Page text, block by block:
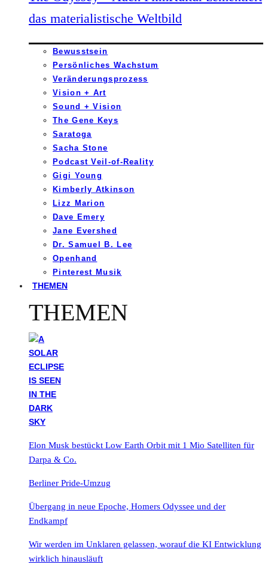
das materialistische Weltbild
Bewusstsein
Persönliches Wachstum
Veränderungsprozess
Vision + Art
Sound + Vision
The Gene Keys
Saratoga
Sacha Stone
Podcast Veil-of-Reality
Gigi Young
Kimberly Atkinson
Lizz Marion
Dave Emery
Jane Evershed
Dr. Samuel B. Lee
Openhand
Pinterest Musik
THEMEN
THEMEN
Elon Musk bestückt Low Earth Orbit mit 1 Mio Satelliten für
Darpa & Co.
Berliner Pride-Umzug
Übergang in neue Epoche, Homers Odyssee und der
Endkampf
Wir werden im Unklaren gelassen, worauf die KI Entwicklung
wirklich hinausläuft